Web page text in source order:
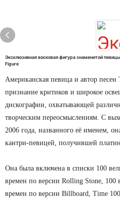
Эксклюзивная восковая фигура знаменитой
Figure
Американская певица и автор
признание критиков и широкое
дискографии, охватывающей
творческим переосмыслениям. С
2006 года, названного её именем,
кантри-певицей, получившей
Она была включена в списки 100
времен по версии Rolling Stone, 100
времен по версии Billboard, Time